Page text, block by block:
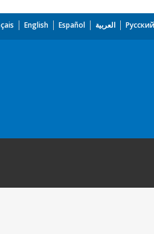
English Español العربية Русский